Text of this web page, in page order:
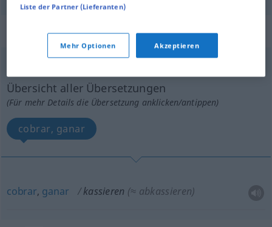
„kassieren“: intransitives Verb
Übersicht aller Übersetzungen
(Für mehr Details die Übersetzung anklicken/antippen)
cobrar, ganar
cobrar, ganar kassieren (≈ abkassieren)
Liste der Partner (Lieferanten)
Mehr Optionen Akzeptieren